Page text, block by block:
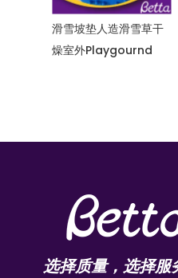
滑雪草干
Bettaplay人造滑
干滑雪坡垫室外
选择质量，选择服